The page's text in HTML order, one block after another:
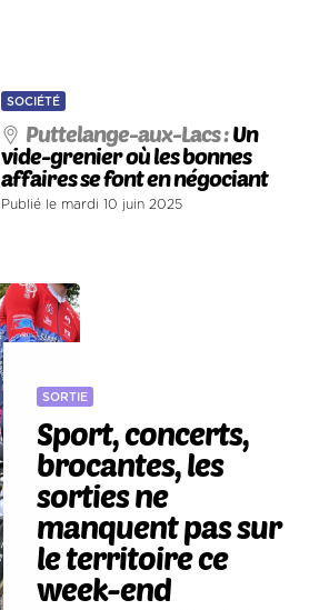
SOCIÉTÉ
Puttelange-aux-Lacs :Un
vide-grenier où les bonnes
affaires se font en négociant
Publié le mardi 10 juin 2025
SORTIE
Sport, concerts,
brocantes, les
sorties ne
manquent pas sur
le territoire ce
week-end